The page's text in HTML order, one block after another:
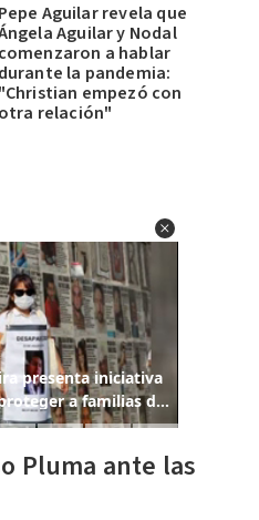
Pepe Aguilar revela que
Aguilar y Nodal
comenzaron a hablar
durante la pandemia:
"Christian empezó con
otra relación"
Pluma ante las